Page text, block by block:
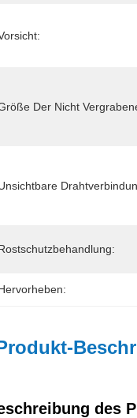
Der Nicht
des